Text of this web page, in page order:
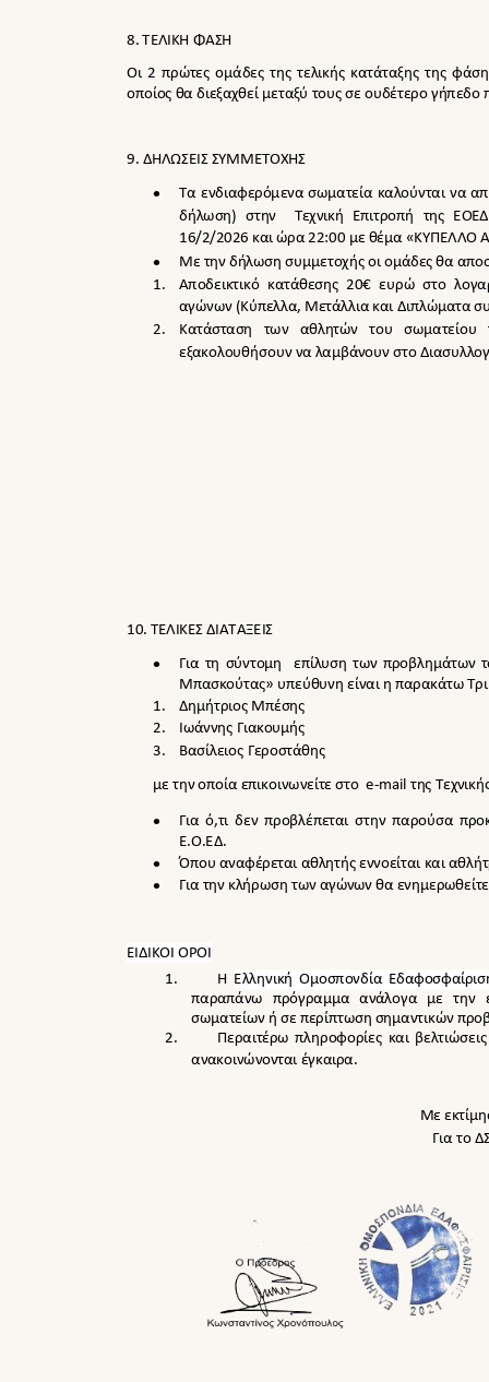
8. ΤΕΛΙΚΗ ΦΑΣΗ
Οι 2 πρώτες ομάδες της τελικής κατάταξης της
οποίος θα διεξαχθεί μεταξύ τους σε ουδέτερο
9. ΔΗΛΩΣΕΙΣ ΣΥΜΜΕΤΟΧΗΣ
 Τα ενδιαφερόμενα σωματεία καλούνται να
δήλωση) στην Τεχνική Επιτροπή της
16/2/2026 και ώρα 22:00 με θέμα «ΚΥΠΕΛΛΟ
 Με την δήλωση συμμετοχής οι ομάδες θα
1.Αποδεικτικό κατάθεσης 20€ ευρώ στο
αγώνων (Κύπελλα, Μετάλλια και Διπλώματα
2.
Κατάσταση των αθλητών του
εξακολουθήσουν να λαμβάνουν στο
10. ΤΕΛΙΚΕΣ ΔΙΑΤΑΞΕΙΣ
 Για τη σύντομη
επίλυση των προβλημάτων
Μπασκούτας» υπεύθυνη είναι η παρακάτω
1.Δημήτριος Μπέσης
2.
Ιωάννης Γιακουμής
3.
Βασίλειος Γεροστάθης
με την οποία επικοινωνείτε στο e-mail της

Για ό,τι δεν προβλέπεται στην παρούσα
Ε.Ο.ΕΔ.


Όπου αναφέρεται αθλητής εννοείται και
Για την κλήρωση των αγώνων θα
ΕΙΔΙΚΟΙ ΟΡΟΙ
1.
Η Ελληνική Ομοσπονδία
παραπάνω πρόγραμμα ανάλογα με την
σωματείων ή σε περίπτωση σημαντικών
2.
Περαιτέρω πληροφορίες και
ανακοινώνονται έγκαιρα.
Με
Για το